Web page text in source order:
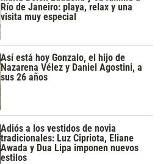
Río de Janeiro: playa, relax y una
visita muy especial
Así está hoy Gonzalo, el hijo de
Nazarena Vélez y Daniel Agostini, a
sus 26 años
Adiós a los vestidos de novia
tradicionales: Luz Cipriota, Eliane
Awada y Dua Lipa imponen nuevos
estilos